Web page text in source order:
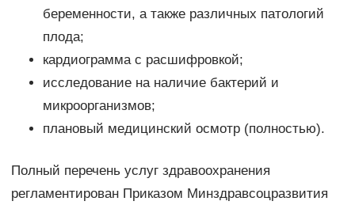
беременности, а также различных патологий
плода;
кардиограмма с расшифровкой;
исследование на наличие бактерий и
микроорганизмов;
плановый медицинский осмотр (полностью).
Полный перечень услуг здравоохранения
регламентирован Приказом Минздравсоцразвития